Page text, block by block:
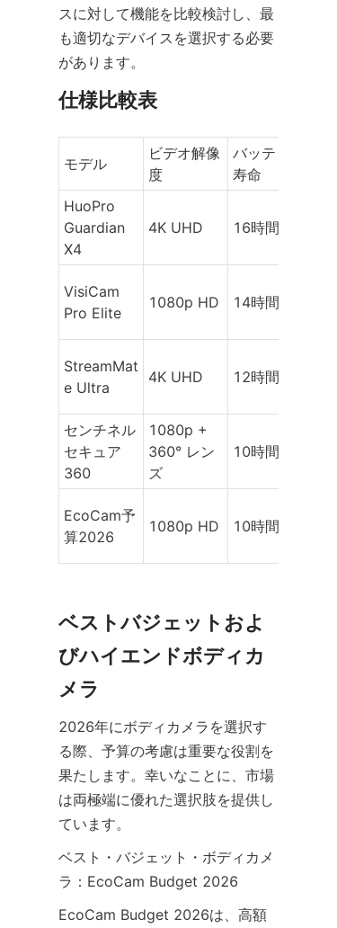
スに対して機能を比較検討し、最
も適切なデバイスを選択する必要
モデル
ビデオ解像
度
バッテリー
寿命
HuoPro
Guardian
X4
4K UHD 16時間
VisiCam
Pro Elite
1080p HD 14時間
StreamMat
e Ultra
4K UHD 12時間
センチネル
セキュア
360
1080p +
360° レン
ズ
10時間
EcoCam予
算2026
1080p HD 10時間
ベストバジェットおよ
びハイエンドボディカ
2026年にボディカメラを選択す
る際、予算の考慮は重要な役割を
果たします。幸いなことに、市場
は両極端に優れた選択肢を提供し
ベスト・バジェット・ボディカメ
EcoCam Budget 2026は、高額